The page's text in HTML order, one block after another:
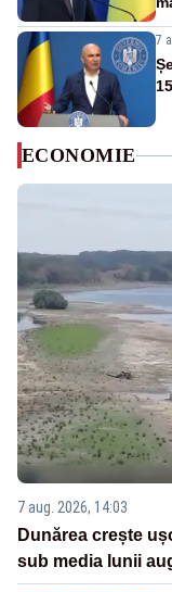
7
ECONOMIE
7 aug. 2026, 14:03
Dunărea crește
sub media lunii